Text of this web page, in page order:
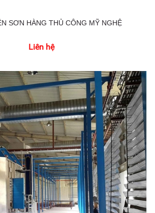
SƠN HÀNG THỦ CÔNG MỸ NGHỆ
Liên hệ